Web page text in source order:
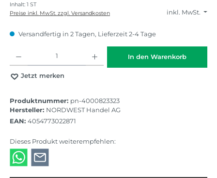
Inhalt: 1 ST
inkl. MwSt.
Preise inkl. MwSt. zzgl. Versandkosten
Versandfertig in 2 Tagen, Lieferzeit 2-4 Tage
In den Warenkorb
Jetzt merken
Produktnummer: pn-4000823323
Hersteller: NORDWEST Handel AG
EAN: 4054773022871
Dieses Produkt weiterempfehlen: